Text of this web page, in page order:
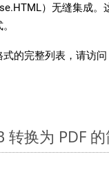
）无缝集成
的完整列表，请访问
转换为 PDF